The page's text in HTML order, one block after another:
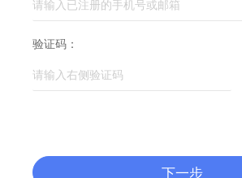
验证码：
下一步